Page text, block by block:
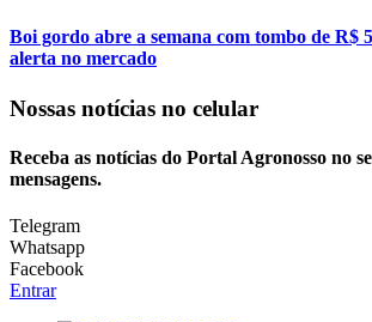
Boi gordo abre a semana com tombo de R$
alerta no mercado
Nossas notícias no celular
Receba as notícias do Portal Agronosso no
mensagens.
Telegram
Whatsapp
Facebook
Entrar